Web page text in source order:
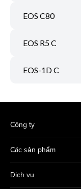
EOS C80
EOS R5 C
EOS-1D C
Công ty
Các sản phẩm
Dịch vụ